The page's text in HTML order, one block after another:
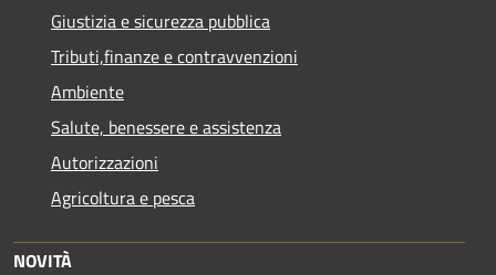
Giustizia e sicurezza pubblica
Tributi,finanze e contravvenzioni
Ambiente
Salute, benessere e assistenza
Autorizzazioni
Agricoltura e pesca
NOVITÀ